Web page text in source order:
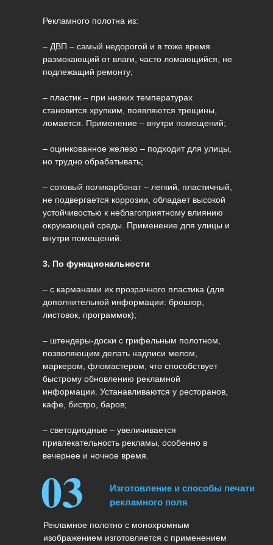
Рекламного полотна из:
– ДВП – самый недорогой и в тоже время
размокающий от влаги, часто ломающийся, не
подлежащий ремонту;
– пластик – при низких температурах
становится хрупким, появляются трещины,
ломается. Применение – внутри помещений;
– оцинкованное железо – подходит для улицы,
но трудно обрабатывать;
– сотовый поликарбонат – легкий, пластичный,
не подвергается коррозии, обладает высокой
устойчивостью к неблагоприятному влиянию
окружающей среды. Применение для улицы и
внутри помещений.
3. По функциональности
– с карманами их прозрачного пластика (для
дополнительной информации: брошюр,
листовок, программок);
– штендеры-доски с грифельным полотном,
позволяющим делать надписи мелом,
маркером, фломастером, что способствует
быстрому обновлению рекламной
информации. Устанавливаются у ресторанов,
кафе, бистро, баров;
– светодиодные – увеличивается
привлекательность рекламы, особенно в
вечернее и ночное время.
Рекламное полотно с монохромным
изображением изготовляется с применением
Изготовление и способы печати
рекламного поля
03